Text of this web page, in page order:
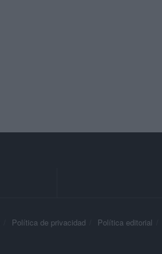
Política de privacidad Política editorial